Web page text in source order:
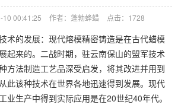
10 00:41:25 作者：蓬勃蜂蜡 点击：1728
术的发展：现代熔模精密铸造是在古代蜡模
起来的。二战时期，驻云南保山的盟军技术
方法制造工艺品深受启发，将其改进并用到
此该种技术在世界各地迅速得到发展。现代
业生产中得到实际应用是在20世纪40年代。